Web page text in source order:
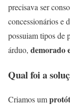
precisava ser
concessionários e
possuiam tipos de
árduo, demorado
Qual foi a
‌Criamos um